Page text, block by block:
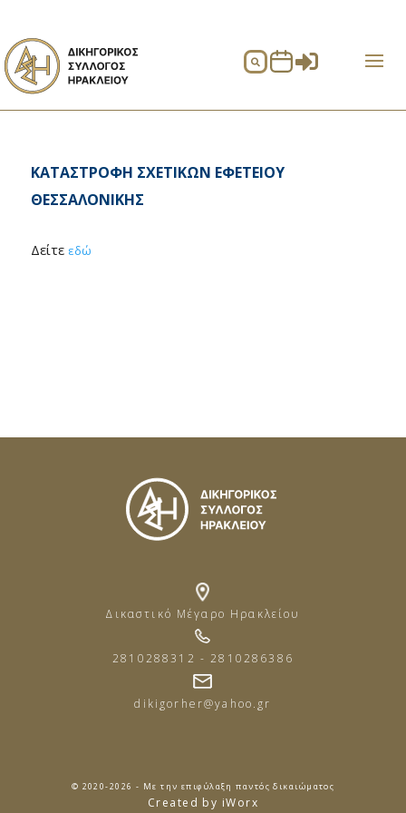
 
KAΤΑΣΤΡΟΦΗ ΣΧΕΤΙΚΩΝ ΕΦΕΤΕΙΟΥ
ΘΕΣΣΑΛΟΝΙΚΗΣ
Δείτε εδώ
Δικαστικό Μέγαρο Ηρακλείου
2810288312 - 2810286386
dikigorher@yahoo.gr
© 2020-2026 - Με την επιφύλαξη παντός δικαιώματος
Created by iWorx